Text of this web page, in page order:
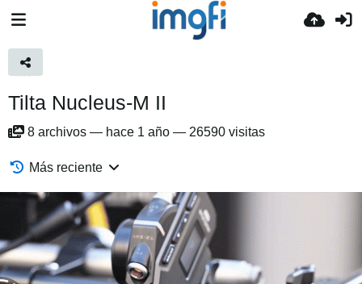
Tilta Nucleus-M II
8 archivos — hace 1 año — 26590 visitas
Más reciente